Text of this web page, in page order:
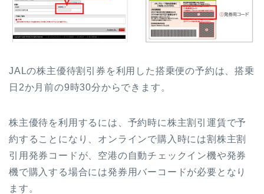
JALの株主優待割引券を利用した搭乗便の予約は、搭乗
日2か月前の9時30分からできます。
株主優待を利用するには、予約時に株主割引運賃で予
約することになり、オンラインで購入時には割株主割
引用発券コードが、空港の自動チェックイン機や発券
機で購入する場合には発券用バーコードが必要となり
ます。